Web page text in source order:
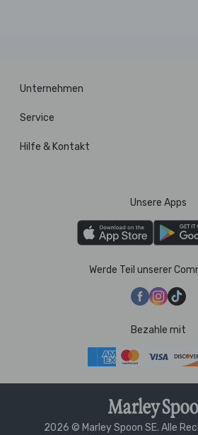
Unternehmen
Service
Hilfe & Kontakt
Unsere Apps
Werde Teil unserer
Bezahle mit
2026 © Marley Spoon SE. Alle